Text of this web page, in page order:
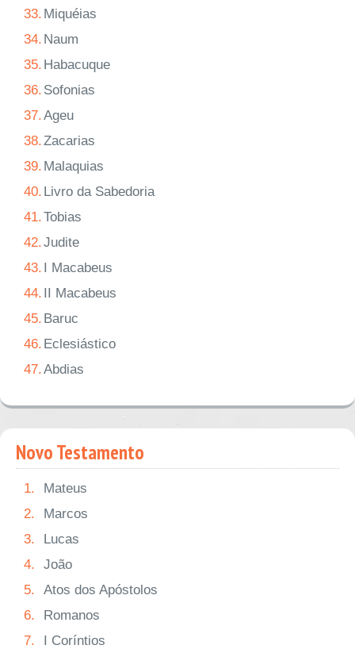
33. Miquéias
34. Naum
35. Habacuque
36. Sofonias
37.Ageu
38.Zacarias
39. Malaquias
40. Livro da Sabedoria
41.Tobias
42.Judite
43. I Macabeus
44. II Macabeus
45. Baruc
46. Eclesiástico
47.Abdias
Novo Testamento
1.
Mateus
2.
Marcos
3.
Lucas
4.
João
5.
Atos dos Apóstolos
6.
Romanos
7.
I Coríntios